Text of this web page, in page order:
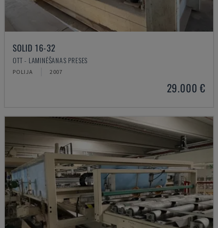
SOLID 16-32
OTT - LAMINĒŠANAS PRESES
POLIJA 2007
29.000 €